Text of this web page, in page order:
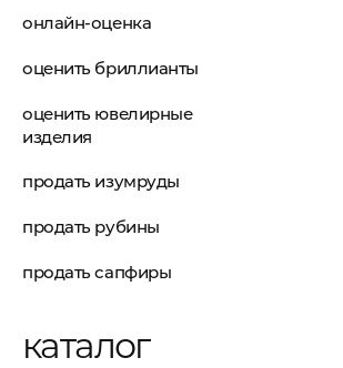
онлайн-оценка
оценить бриллианты
оценить ювелирные
изделия
продать изумруды
продать рубины
продать сапфиры
каталог